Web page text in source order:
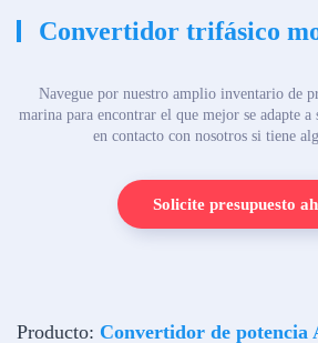
Convertidor trifásico
Navegue por nuestro amplio inventario de
marina para encontrar el que mejor se adapte a
en contacto con nosotros si tiene
Solicite presupuesto
Producto: Convertidor de potencia